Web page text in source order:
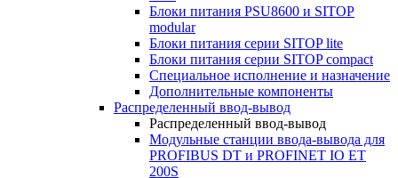
Блоки питания PSU8600 и SITOP
modular
Блоки питания серии SITOP lite
Блоки питания серии SITOP compact
Специальное исполнение и назначение
Дополнительные компоненты
Распределенный ввод-вывод
Распределенный ввод-вывод
Модульные станции ввода-вывода для
PROFIBUS DT и PROFINET IO ET
200S